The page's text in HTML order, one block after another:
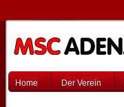
Home Der Verein